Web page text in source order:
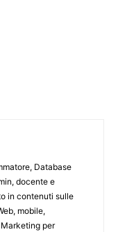
Database
docente e
in contenuti sulle
mobile,
per